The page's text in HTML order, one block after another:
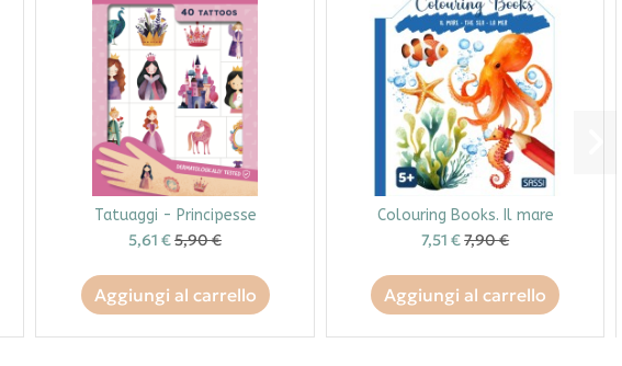
Tatuaggi - Principesse
5,61 €5,90 €
Aggiungi al carrello
Colouring Books. Il mare
7,51 €7,90 €
Aggiungi al carrello